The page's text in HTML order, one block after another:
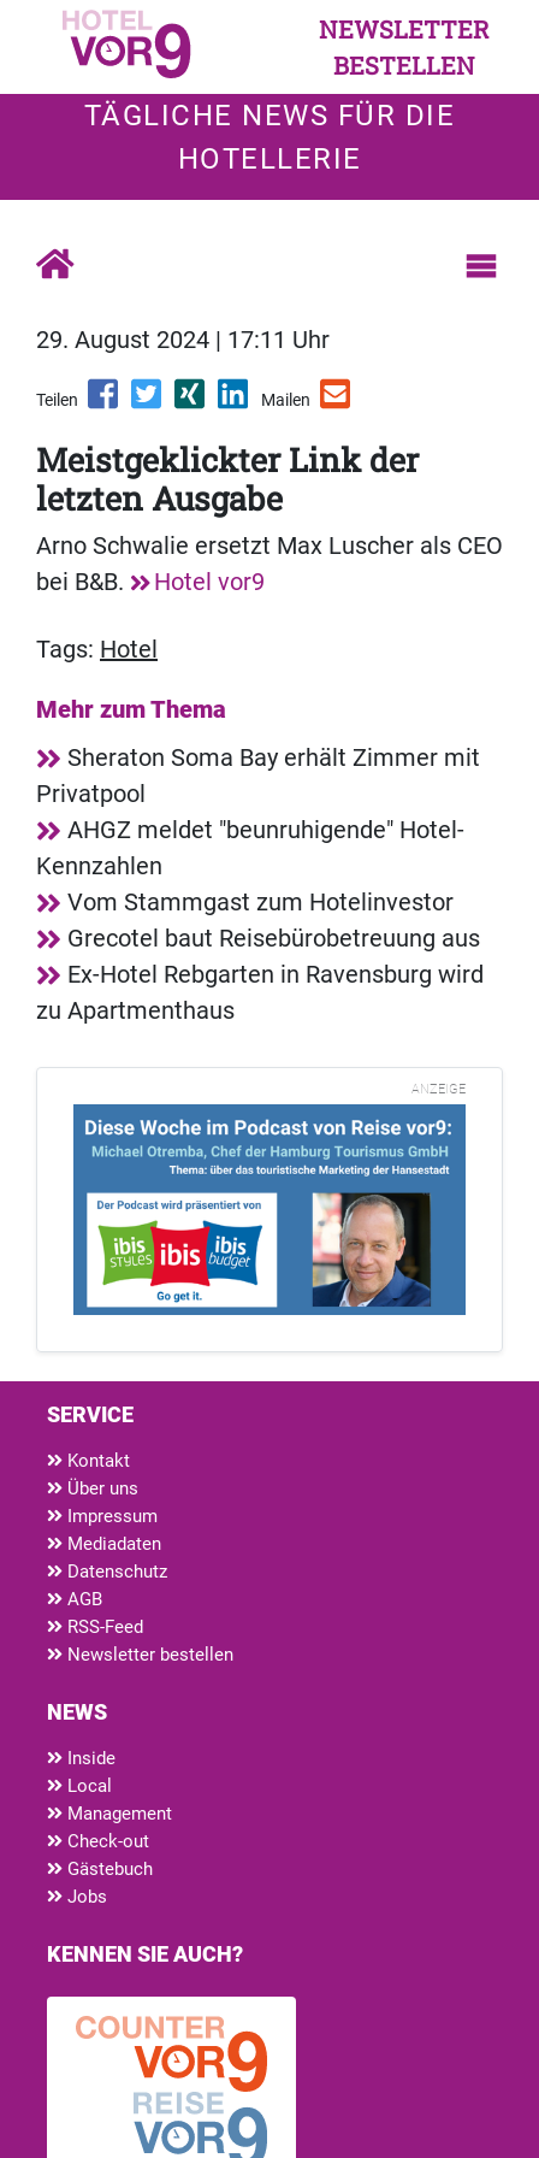
NEWSLETTER
BESTELLEN
TÄGLICHE NEWS FÜR DIE
HOTELLERIE
29. August 2024 | 17:11 Uhr
Teilen Mailen
Meistgeklickter Link der
letzten Ausgabe
Arno Schwalie ersetzt Max Luscher als CEO
bei B&B.
Hotel vor9
Tags: Hotel
Mehr zum Thema
Sheraton Soma Bay erhält Zimmer mit
Privatpool
AHGZ meldet "beunruhigende" Hotel-
Kennzahlen
Vom Stammgast zum Hotelinvestor
Grecotel baut Reisebürobetreuung aus
Ex-Hotel Rebgarten in Ravensburg wird
zu Apartmenthaus
ANZEIGE
SERVICE
Kontakt
Über uns
Impressum
Mediadaten
Datenschutz
AGB
RSS-Feed
Newsletter bestellen
NEWS
Inside
Local
Management
Check-out
Gästebuch
Jobs
KENNEN SIE AUCH?